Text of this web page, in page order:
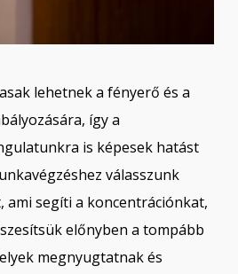
lehetnek a fényerő és a
így a
is képesek hatást
válasszunk
ami segíti a koncentrációnkat,
előnyben a tompább
megnyugtatnak és